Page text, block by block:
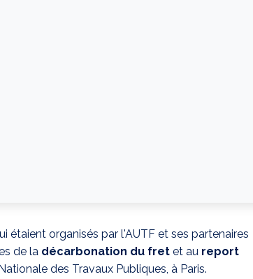
étaient organisés par l'AUTF et ses partenaires
de la décarbonation du fret et au report
des Travaux Publiques, à Paris.